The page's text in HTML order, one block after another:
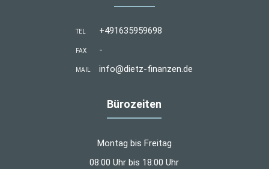
TEL +491635959698
FAX -
MAIL info@dietz-finanzen.de
Bürozeiten
Montag bis Freitag
08:00 Uhr bis 18:00 Uhr